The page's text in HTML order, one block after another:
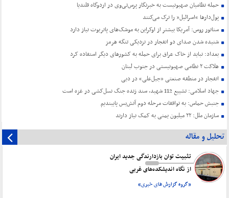
حمله نظامیان صهیونیست به خبرنگار پرس‌تی‌وی در اردوگاه قلندیا
پول‌دارها “اسرائیل” را ترک می‌کنند
سناتور روس: آمریکا بیشتر از اوکراین به موشک‌های پاتریوت نیاز دارد
شنیده شدن صدای دو انفجار در نزدیکی تنگه هرمز
بغداد: نباید از خاک عراق برای حمله به کشورهای دیگر استفاده کرد
هلاکت ۲ نظامی صهیونیستی در جنوب لبنان
انفجار در منطقه صنعتی «جبل‌علی» در دبی
جهاد اسلامی: تشییع 112 شهید، سند زنده جنگ نسل‌کشی در غزه است
جنبش حماس: به توافقات مرحله دوم آتش‌بس پایبندیم
سازمان ملل: ۲۲ میلیون یمنی به کمک نیاز دارند
تحلیل و مقاله
تثبیت توان بازدارندگی جدید ایران
از نگاه اندیشکده‌های غربی
«گروه گزارش های خبری»